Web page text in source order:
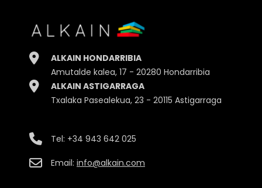
Peso 945gr.
Embalaje Bote
ALKAIN HONDARRIBIA
Amutalde kalea, 17 - 20280 Hondarribia
ALKAIN ASTIGARRAGA
Txalaka Pasealekua, 23 - 20115 Astigarraga
Tel: +34 943 642 025
Email: info@alkain.com